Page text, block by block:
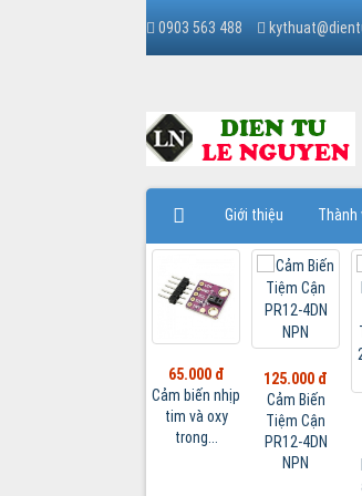
0903 563 488
Giới thiệu Thành
65.000 đ
Cảm biến nhịp
tim và oxy
trong...
125.000 đ
Cảm Biến
Tiệm Cận
PR12-4DN
NPN